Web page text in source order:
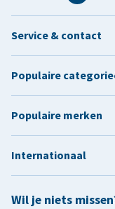
Wil je niets
Service & contact
Populaire
Populaire merken
Internationaal